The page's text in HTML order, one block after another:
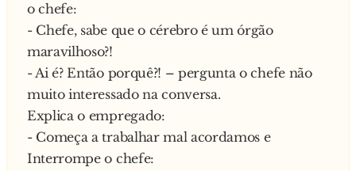
que te conheço. Se conheço…
O advogado ficou branco, sem saber que fazer.
Depois de pensar um pouco, apontou para o
outro extremo da sala e perguntou:
- D. Joaquina, conhece o defensor oficioso?
Responde a velha:
- Claro que sim. Também o conheço desde a
infância. É frouxo, não tem tomates para
o chefe:
- Chefe, sabe que o cérebro é um órgão
maravilhoso?!
- Ai é? Então porquê?! – pergunta o chefe não
muito interessado na conversa.
Explica o empregado:
- Começa a trabalhar mal acordamos e
Interrompe o chefe: